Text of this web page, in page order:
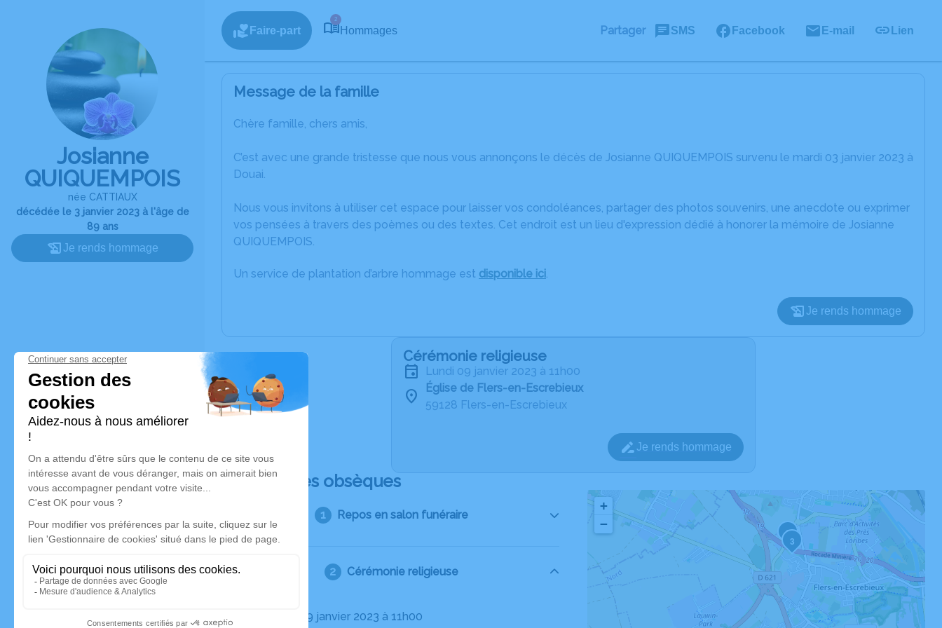
Josianne
QUIQUEMPOIS
née CATTIAUX
décédée le 3 janvier 2023 à l'âge de
89 ans
Je rends hommage
Faire-part
2
Hommages Partager SMS Facebook E-mail Lien
Message de la famille
Chère famille, chers amis,
C’est avec une grande tristesse que nous vous annonçons le décès de Josianne QUIQUEMPOIS survenu le mardi 03 janvier 2023 à
Douai.
Nous vous invitons à utiliser cet espace pour laisser vos condoléances, partager des photos souvenirs, une anecdote ou exprimer
vos pensées à travers des poèmes ou des textes. Cet endroit est un lieu d'expression dédié à honorer la mémoire de Josianne
QUIQUEMPOIS.
Un service de plantation d’arbre hommage est disponible ici.
Je rends hommage
Cérémonie religieuse
lundi 09 janvier 2023 à 11h00
Église de Flers-en-Escrebieux
59128 Flers-en-Escrebieux
Je rends hommage
Déroulé des obsèques
Repos en salon funéraire
Cérémonie religieuse
Le lundi 09 janvier 2023 à 11h00
2
3
+
−